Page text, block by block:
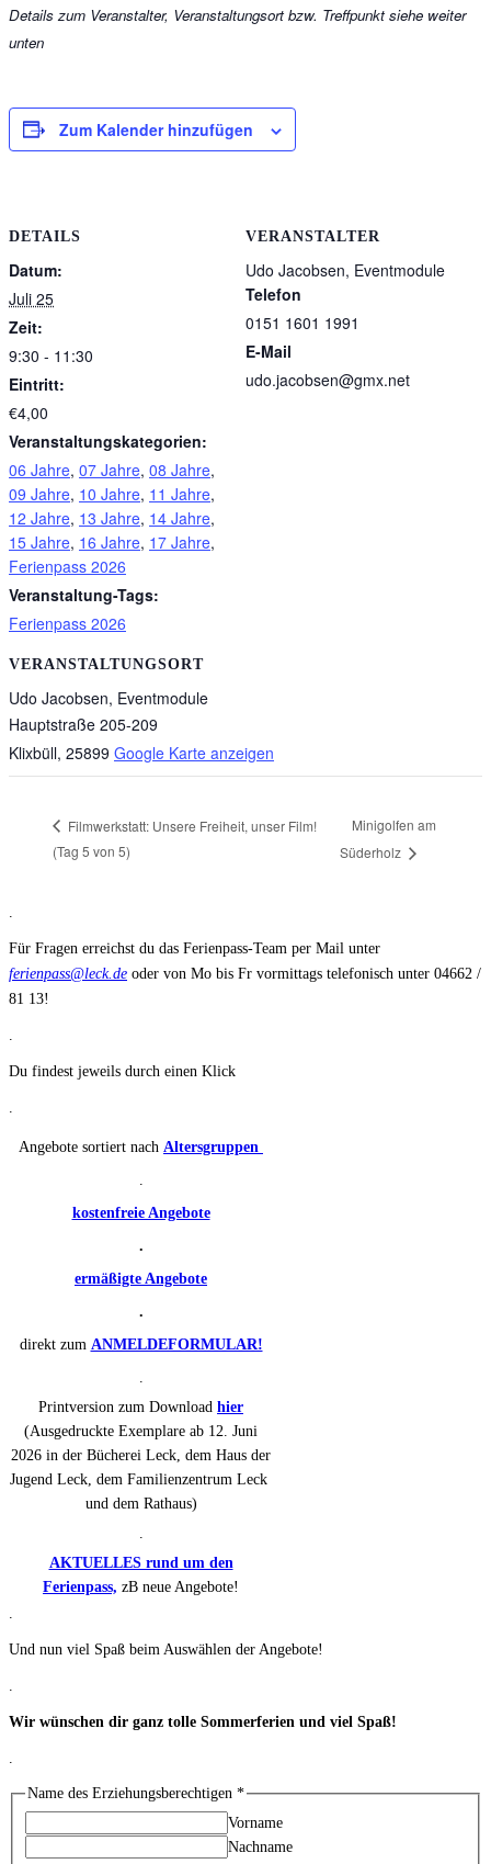
Details zum Veranstalter, Veranstaltungsort bzw. Treffpunkt siehe weiter
unten
Zum Kalender hinzufügen
DETAILS
Datum:
Juli 25
Zeit:
9:30 - 11:30
Eintritt:
€4,00
Veranstaltungskategorien:
06 Jahre, 07 Jahre, 08 Jahre,
09 Jahre, 10 Jahre, 11 Jahre,
12 Jahre, 13 Jahre, 14 Jahre,
15 Jahre, 16 Jahre, 17 Jahre,
Ferienpass 2026
Veranstaltung-Tags:
Ferienpass 2026
VERANSTALTUNGSORT
Udo Jacobsen, Eventmodule
Hauptstraße 205-209
Klixbüll, 25899 Google Karte anzeigen
VERANSTALTER
Udo Jacobsen, Eventmodule
Telefon
0151 1601 1991
E-Mail
udo.jacobsen@gmx.net
Filmwerkstatt: Unsere Freiheit, unser Film!
(Tag 5 von 5)
Minigolfen am
Süderholz
Für Fragen erreichst du das Ferienpass-Team per Mail unter
ferienpass@leck.de oder von Mo bis Fr vormittags telefonisch unter 04662 /
81 13!
Du findest jeweils durch einen Klick
Angebote sortiert nach Altersgruppen
kostenfreie Angebote
.
ermäßigte Angebote
.
direkt zum ANMELDEFORMULAR!
Printversion zum Download hier
(Ausgedruckte Exemplare ab 12. Juni
2026 in der Bücherei Leck, dem Haus der
Jugend Leck, dem Familienzentrum Leck
und dem Rathaus)
AKTUELLES rund um den
Ferienpass, zB neue Angebote!
Und nun viel Spaß beim Auswählen der Angebote!
Wir wünschen dir ganz tolle Sommerferien und viel Spaß!
Name des Erziehungsberechtigen *
Vorname
Nachname